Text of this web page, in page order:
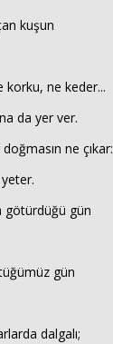
kuşun
korku, ne keder...
da yer ver.
ne çıkar:
yeter.
götürdüğü gün
gün
dalgalı;